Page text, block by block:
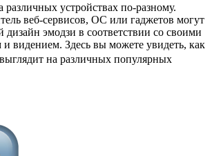
различных устройствах по-разному.
веб-сервисов, ОС или гаджетов могут
дизайн эмодзи в соответствии со своими
видением. Здесь вы можете увидеть, как
на различных популярных